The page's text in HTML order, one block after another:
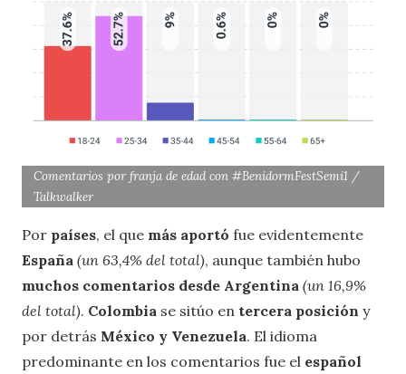
Comentarios por franja de edad con #BenidormFestSemi1 /
Talkwalker
Por países, el que más aportó fue evidentemente
España (un 63,4% del total), aunque también hubo
muchos comentarios desde Argentina (un 16,9%
del total). Colombia se sitúo en tercera posición y
por detrás México y Venezuela. El idioma
predominante en los comentarios fue el español